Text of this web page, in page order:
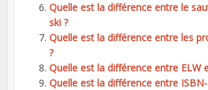
Quelle est la différence entre le
ski ?
Quelle est la différence entre les
?
Quelle est la différence entre ELW
Quelle est la différence entre